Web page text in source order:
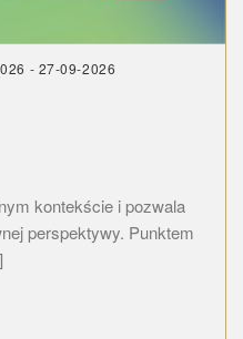
- 27-09-2026
kontekście i pozwala
perspektywy. Punktem